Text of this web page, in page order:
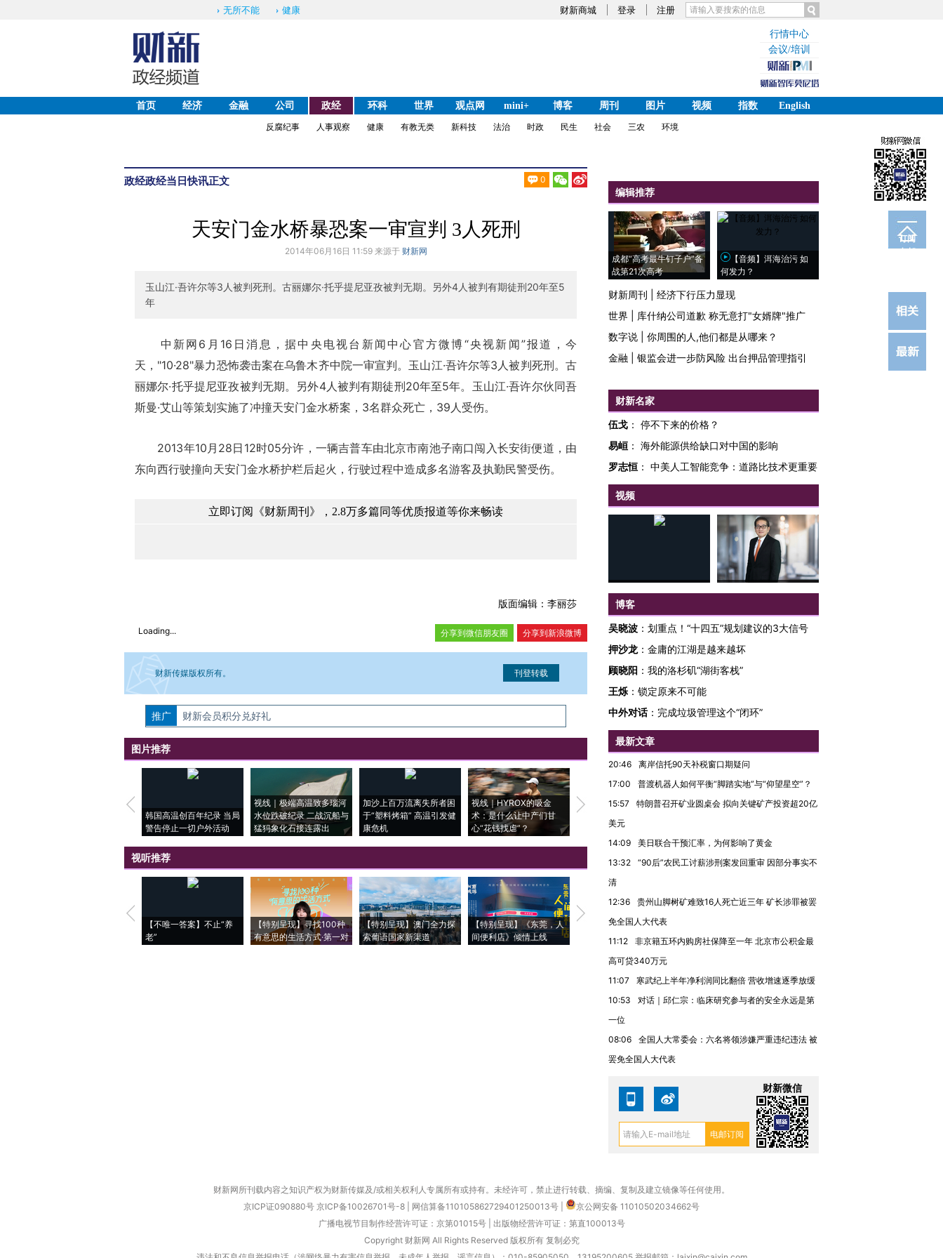
财新商城 登录 注册
无所不能 健康
行情中心
会议/培训
首页 经济 金融 公司 政经 环科 世界 观点网 mini+ 博客 周刊 图片 视频 指数
English
反腐纪事
人事观察 健康 有教无类 新科技 法治 时政 民生 社会 三农 环境
政经政经当日快讯正文 0
订阅
电邮
天安门金水桥暴恐案一审宣判 3人死刑
2014年06月16日 11:59 来源于 财新网
玉山江·吾许尔等3人被判死刑。古丽娜尔·托乎提尼亚孜被判无期。另外4人被判有期徒刑20年至5
年
中新网6月16日消息，据中央电视台新闻中心官方微博“央视新闻”报道，今
天，"10·28"暴力恐怖袭击案在乌鲁木齐中院一审宣判。玉山江·吾许尔等3人被判死刑。古
丽娜尔·托乎提尼亚孜被判无期。另外4人被判有期徒刑20年至5年。玉山江·吾许尔伙同吾
斯曼·艾山等策划实施了冲撞天安门金水桥案，3名群众死亡，39人受伤。
2013年10月28日12时05分许，一辆吉普车由北京市南池子南口闯入长安街便道，由
东向西行驶撞向天安门金水桥护栏后起火，行驶过程中造成多名游客及执勤民警受伤。
立即订阅《财新周刊》，2.8万多篇同等优质报道等你来畅读
版面编辑：李丽莎
Loading... 分享到新浪微博
分享到微信朋友圈
财新传媒版权所有。
如需刊登转载请点击右侧按钮，提交相关信息。经确认即可刊登转载。
推广 财新会员积分兑好礼
图片推荐
韩国高温创百年纪录 当局
警告停止一切户外活动
视线｜极端高温致多瑙河
水位跌破纪录 二战沉船与
猛犸象化石接连露出
加沙上百万流离失所者困
于“塑料烤箱” 高温引发健
康危机
视线｜HYROX的吸金
术：是什么让中产们甘
心“花钱找虐”？
马航飞行员跨国走私7万
视线｜被称为“蟑螂”的印
视线｜“入侵”还是“人道危
视听推荐
【不唯一答案】不止“养
老”
【特别呈现】寻找100种
有意思的生活方式·第一对
【特别呈现】澳门全力探
索葡语国家新渠道
【特别呈现】《东莞，人
间便利店》倾情上线
【推广】走进第四届链博
会，让数智科技“链”接产
有意思的生活方式·第三对
住三大增长引擎是什么？
编辑推荐
成都“高考最牛钉子户”备
战第21次高考
【音频】洱海治污 如
何发力？
财新周刊
经济下行压力显现
世界
库什纳公司道歉 称无意打"女婿牌"推广
数字说
你周围的人,他们都是从哪来？
金融
银监会进一步防风险 出台押品管理指引
财新名家
伍戈 ： 停不下来的价格？
易峘 ： 海外能源供给缺口对中国的影响
罗志恒 ： 中美人工智能竞争：道路比技术更重要
视频
博客
吴晓波 ： 划重点！“十四五”规划建议的3大信号
押沙龙 ： 金庸的江湖是越来越坏
顾晓阳 ： 我的洛杉矶“湖街客栈”
王烁 ： 锁定原来不可能
中外对话： 完成垃圾管理这个“闭环”
最新文章
20:46
离岸信托90天补税窗口期疑问
17:00
普渡机器人如何平衡“脚踏实地”与“仰望星空”？
15:57
特朗普召开矿业圆桌会 拟向关键矿产投资超20亿
美元
14:09
美日联合干预汇率，为何影响了黄金
13:32
“90后”农民工讨薪涉刑案发回重审 因部分事实不
清
12:36
贵州山脚树矿难致16人死亡近三年 矿长涉罪被罢
免全国人大代表
11:12
非京籍五环内购房社保降至一年 北京市公积金最
高可贷340万元
11:07
寒武纪上半年净利润同比翻倍 营收增速逐季放缓
10:53
对话｜邱仁宗：临床研究参与者的安全永远是第
一位
08:06
全国人大常委会：六名将领涉嫌严重违纪违法 被
罢免全国人大代表
财新微信
财新网所刊载内容之知识产权为财新传媒及/或相关权利人专属所有或持有。未经许可，禁止进行转载、摘编、复制及建立镜像等任何使用。
京ICP证090880号 京ICP备10026701号-8 网信算备110105862729401250013号
京公网安备 11010502034662号
广播电视节目制作经营许可证：京第01015号| 出版物经营许可证：第直100013号
Copyright 财新网 All Rights Reserved 版权所有 复制必究